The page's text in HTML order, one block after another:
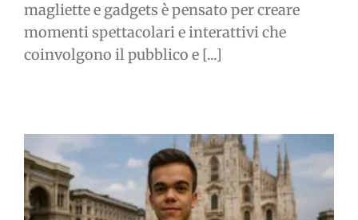
magliette e gadgets è pensato per creare
momenti spettacolari e interattivi che
coinvolgono il pubblico e [...]